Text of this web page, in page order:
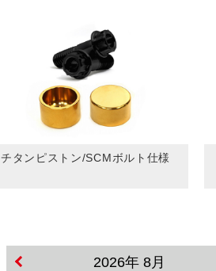
チタンピストン/SCMボルト仕様
2026年 8月